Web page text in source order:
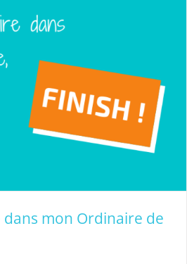
dans mon Ordinaire de